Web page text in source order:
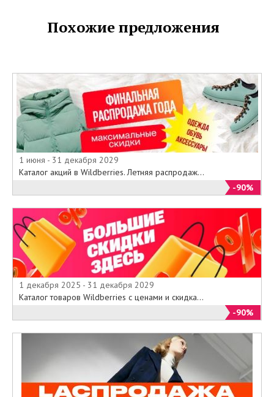
Похожие предложения
1 июня - 31 декабря 2029
Каталог акций в Wildberries. Летняя распродаж...
-90%
1 декабря 2025 - 31 декабря 2029
Каталог товаров Wildberries с ценами и скидка...
-90%